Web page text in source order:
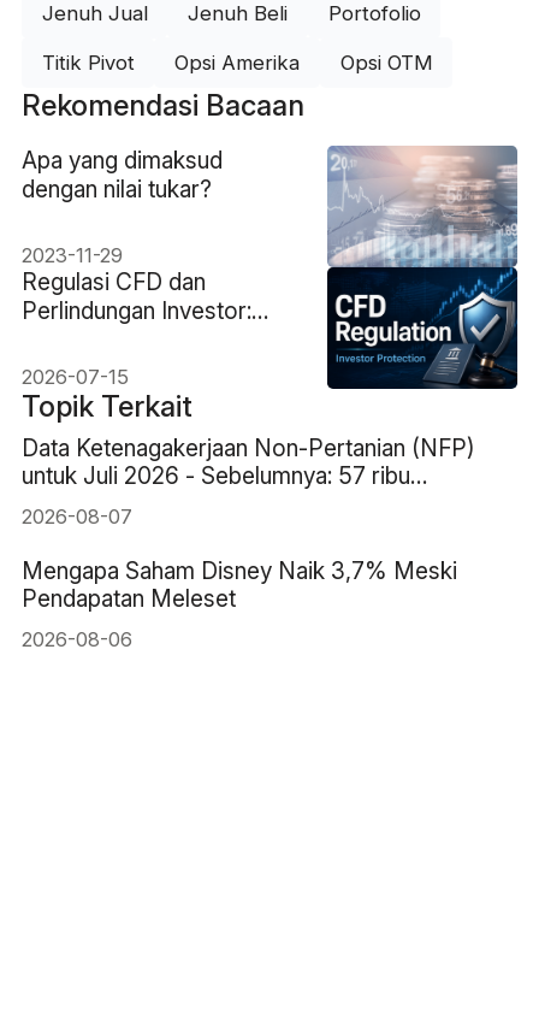
Jenuh Jual Jenuh Beli Portofolio
Titik Pivot Opsi Amerika Opsi OTM
Rekomendasi Bacaan
Apa yang dimaksud
dengan nilai tukar?
2023-11-29
Regulasi CFD dan
Perlindungan Investor:
Trader
2026-07-15
Topik Terkait
Data Ketenagakerjaan Non-Pertanian (NFP)
untuk Juli 2026 - Sebelumnya: 57 ribu
Perkiraan: 83 ribu
2026-08-07
Mengapa Saham Disney Naik 3,7% Meski
Pendapatan Meleset
2026-08-06